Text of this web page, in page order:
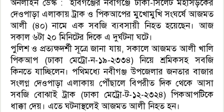
অনলাইন ডেস্ক : হবিগঞ্জের নবীগঞ্জে ঢাকা-সিলেট মহাসড়কের
দেওপাড়া এলাকায় ট্রাক ও পিকআপের মুখোমুখি সংঘর্ষে আজমত
আলী (৪০) নামে এক সবজি ব্যবসায়ী নিহত হয়েছেন। আজ
সকাল ৬টা ২০ মিনিটের দিকে এ দুর্ঘটনা ঘটে।
পুলিশ ও প্রত্যক্ষদর্শী সূত্রে জানা যায়, সকালে আজমত আলী খালি
পিকআপ (ঢাকা মেট্রো-ন-১৯-২৩৩৪) নিয়ে শ্রমিকসহ সবজি
কিনতে যাচ্ছিলেন। পথিমধ্যে নবীগঞ্জ উপজেলার জনতার বাজার
সংলগ্ন দেওপাড়া এলাকায় পৌঁছালে বিপরীত দিক থেকে আসা
সবজি বোঝাই ট্রাক (ঢাকা মেট্রো-ট-১২-২৩২৪) পিকআপটিকে
ধাক্কা দেয়। এতে ঘটনাস্থলেই আজমত আলী নিহত হন।